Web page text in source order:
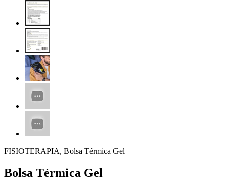
FISIOTERAPIA, Bolsa Térmica Gel
Bolsa Térmica Gel